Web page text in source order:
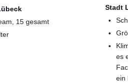
15 gesamt
Stadt
es
ein